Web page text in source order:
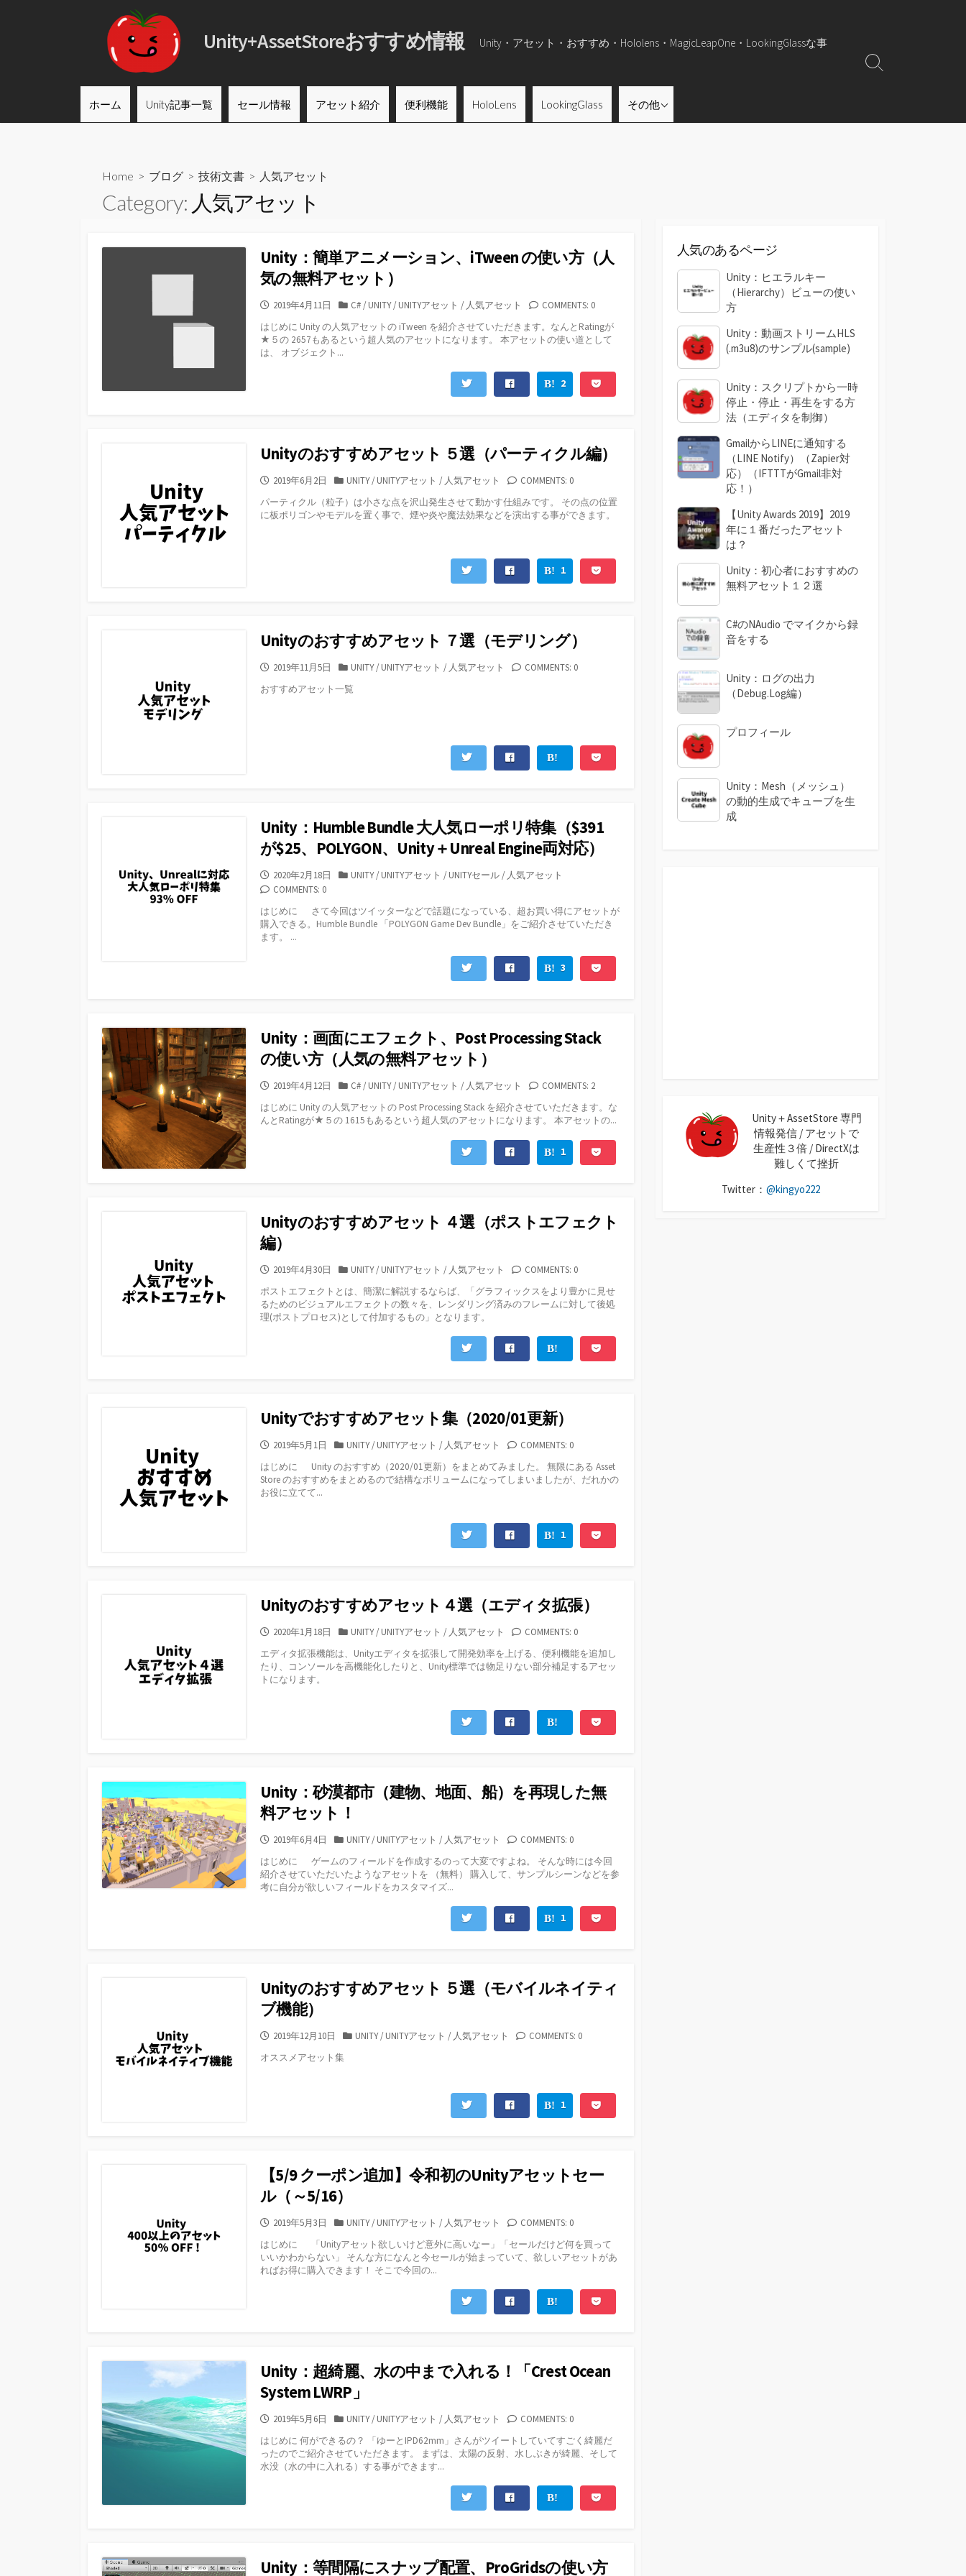
ス
Unity+AssetStoreおすすめ情報 Unity・アセット・おすすめ・Hololens・MagicLeapOne・LookingGlassな事
ホーム Unity記事一覧 セール情報 アセット紹介 便利機能 HoloLens LookingGlass その他
プロフィール
即戦力！EXCEL仕事術
2chまとめ 猫の手
検
Home > ブログ > 技術文書 > 人気アセット
Category: 人気アセット
Unity：簡単アニメーション、iTween の使い方（人
気の無料アセット）
公
日
2019年4月11日
カ
ゴ
リ
C# /UNITY/UNITYアセット / 人気アセット COMMENTS: 0
はじめに Unity の人気アセットの iTween を紹介させていただきます。なんとRatingが
★５の 2657もあるという超人気のアセットになります。 本アセットの使い道として
は、 オブジェクト...
2
Unityのおすすめアセット ５選（パーティクル編）
公
日
2019年6月2日
カ
ゴ
リ
UNITY/UNITYアセット / 人気アセット COMMENTS: 0
パーティクル（粒子）は小さな点を沢山発生させて動かす仕組みです。 その点の位置
に板ポリゴンやモデルを置く事で、煙や炎や魔法効果などを演出する事ができます。
1
Unityのおすすめアセット ７選（モデリング）
公
日
2019年11月5日
カ
ゴ
UNITY/UNITYアセット / 人気アセット COMMENTS: 0
おすすめアセット一覧
Unity：Humble Bundle 大人気ローポリ特集（$391
が$25、POLYGON、Unity＋Unreal Engine両対応）
公
開
2020年2月18日
カ
リ
UNITY/UNITYアセット /UNITYセール / 人気アセット
COMMENTS: 0
はじめに さて今回はツイッターなどで話題になっている、超お買い得にアセットが
購入できる。Humble Bundle 「POLYGON Game Dev Bundle」をご紹介させていただき
ます。 ...
3
Unity：画面にエフェクト、Post Processing Stack
の使い方（人気の無料アセット）
公
日
2019年4月12日
カ
ゴ
C# /UNITY/UNITYアセット / 人気アセット COMMENTS: 2
はじめに Unity の人気アセットの Post Processing Stack を紹介させていただきます。な
んとRatingが★５の 1615もあるという超人気のアセットになります。 本アセットの...
1
Unityのおすすめアセット ４選（ポストエフェクト
編）
公
日
2019年4月30日
カ
ゴ
リ
UNITY/UNITYアセット / 人気アセット COMMENTS: 0
ポストエフェクトとは、簡潔に解説するならば、「グラフィックスをより豊かに見せ
るためのビジュアルエフェクトの数々を、レンダリング済みのフレームに対して後処
理(ポストプロセス)として付加するもの」となります。
Unityでおすすめアセット集（2020/01更新）
公
日
2019年5月1日
カ
ゴ
リ
UNITY/UNITYアセット / 人気アセット COMMENTS: 0
はじめに Unity のおすすめ（2020/01更新）をまとめてみました。 無限にある Asset
Store のおすすめをまとめるので結構なボリュームになってしまいましたが、だれかの
お役に立てて...
1
Unityのおすすめアセット４選（エディタ拡張）
公
日
2020年1月18日
カ
ゴ
リ
UNITY/UNITYアセット / 人気アセット COMMENTS: 0
エディタ拡張機能は、Unityエディタを拡張して開発効率を上げる、便利機能を追加し
たり、コンソールを高機能化したりと、Unity標準では物足りない部分補足するアセッ
トになります。
Unity：砂漠都市（建物、地面、船）を再現した無
料アセット！
公
日
2019年6月4日
カ
ゴ
リ
UNITY/UNITYアセット / 人気アセット COMMENTS: 0
はじめに ゲームのフィールドを作成するのって大変ですよね。 そんな時には今回
紹介させていただいたようなアセットを （無料） 購入して、サンプルシーンなどを参
考に自分が欲しいフィールドをカスタマイズ...
1
Unityのおすすめアセット ５選（モバイルネイティ
ブ機能）
公
日
2019年12月10日
カ
UNITY/UNITYアセット / 人気アセット COMMENTS: 0
オススメアセット集
1
【5/9 クーポン追加】令和初のUnityアセットセー
ル（～5/16）
公
日
2019年5月3日
カ
ゴ
リ
UNITY/UNITYアセット / 人気アセット COMMENTS: 0
はじめに 「Unityアセット欲しいけど意外に高いなー」「セールだけど何を買って
いいかわからない」 そんな方になんと今セールが始まっていて、欲しいアセットがあ
ればお得に購入できます！ そこで今回の...
Unity：超綺麗、水の中まで入れる！「Crest Ocean
System LWRP」
公
日
2019年5月6日
カ
ゴ
リ
UNITY/UNITYアセット / 人気アセット COMMENTS: 0
はじめに 何ができるの？ 「ゆーとIPD62mm」さんがツイートしていてすごく綺麗だ
ったのでご紹介させていただきます。 まずは、太陽の反射、水しぶきが綺麗、そして
水没（水の中に入れる）する事ができます...
Unity：等間隔にスナップ配置、ProGridsの使い方
人気のあるページ
Unity：ヒエラルキー
（Hierarchy）ビューの使い
方
Unity：動画ストリームHLS
(.m3u8)のサンプル(sample)
Unity：スクリプトから一時
停止・停止・再生をする方
法（エディタを制御）
GmailからLINEに通知する
（LINE Notify）（Zapier対
応）（IFTTTがGmail非対
応！）
【Unity Awards 2019】2019
年に１番だったアセット
は？
Unity：初心者におすすめの
無料アセット１２選
C#のNAudio でマイクから録
音をする
Unity：ログの出力
（Debug.Log編）
プロフィール
Unity：Mesh（メッシュ）
の動的生成でキューブを生
成
Unity＋AssetStore 専門
情報発信 / アセットで
生産性３倍 / DirectXは
難しくて挫折
Twitter： @kingyo222